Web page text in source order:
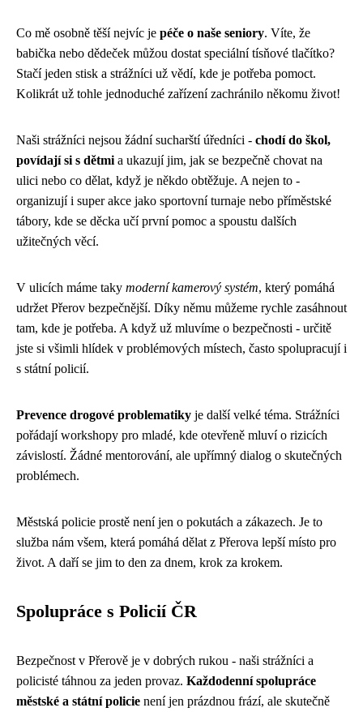
Co mě osobně těší nejvíc je péče o naše seniory. Víte, že
babička nebo dědeček můžou dostat speciální tísňové tlačítko?
Stačí jeden stisk a strážníci už vědí, kde je potřeba pomoct.
Kolikrát už tohle jednoduché zařízení zachránilo někomu život!
Naši strážníci nejsou žádní sucharští úředníci - chodí do škol,
povídají si s dětmi a ukazují jim, jak se bezpečně chovat na
ulici nebo co dělat, když je někdo obtěžuje. A nejen to -
organizují i super akce jako sportovní turnaje nebo příměstské
tábory, kde se děcka učí první pomoc a spoustu dalších
užitečných věcí.
V ulicích máme taky moderní kamerový systém, který pomáhá
udržet Přerov bezpečnější. Díky němu můžeme rychle zasáhnout
tam, kde je potřeba. A když už mluvíme o bezpečnosti - určitě
jste si všimli hlídek v problémových místech, často spolupracují i
s státní policií.
Prevence drogové problematiky je další velké téma. Strážníci
pořádají workshopy pro mladé, kde otevřeně mluví o rizicích
závislostí. Žádné mentorování, ale upřímný dialog o skutečných
problémech.
Městská policie prostě není jen o pokutách a zákazech. Je to
služba nám všem, která pomáhá dělat z Přerova lepší místo pro
život. A daří se jim to den za dnem, krok za krokem.
Spolupráce s Policií ČR
Bezpečnost v Přerově je v dobrých rukou - naši strážníci a
policisté táhnou za jeden provaz. Každodenní spolupráce
městské a státní policie není jen prázdnou frází, ale skutečně